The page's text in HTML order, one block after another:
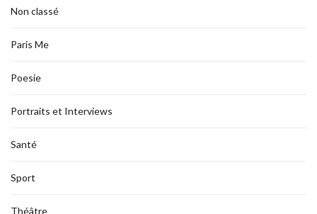
Non classé
Paris Me
Poesie
Portraits et Interviews
Santé
Sport
Théâtre